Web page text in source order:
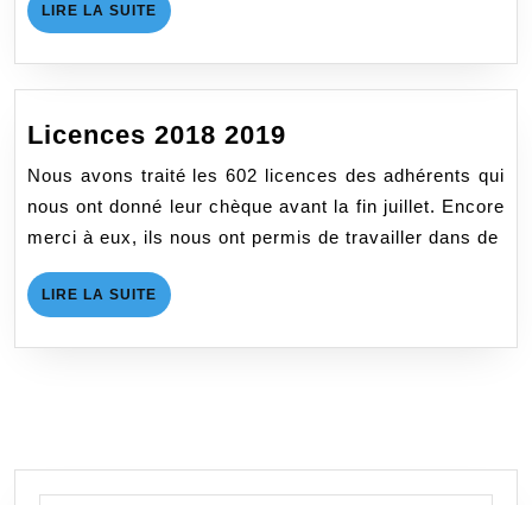
LIRE LA SUITE LIRE
LA
Licences 2018 2019
2018
2019
Nous avons traité les 602 licences des adhérents qui
nous ont donné leur chèque avant la fin juillet. Encore
merci à eux, ils nous ont permis de travailler dans de
LIRE LA SUITE LIRE
LA